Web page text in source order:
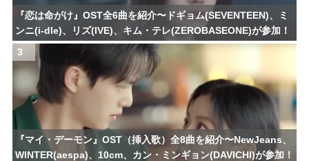
『恋は命がけ』OST全6曲を紹介〜ドギョム(SEVENTEEN)、ミ
ンニ(i-dle)、リズ(IVE)、キム・テレ(ZEROBASEONE)が参加！
3
『マイ・デーモン』OST（挿入歌）全8曲を紹介〜NewJeans、
WINTER(aespa)、10cm、カン・ミンギョン(DAVICHI)が参加！